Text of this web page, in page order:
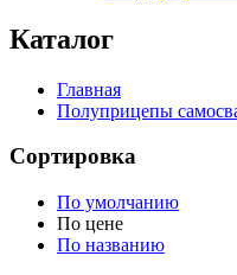
Каталог
Главная
Полуприцепы
Сортировка
По умолчанию
По цене
По названию